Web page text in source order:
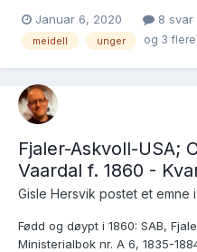
Fjaler og Askvoll i perioden
Haraldsen frå E...
Januar 6, 2020 8 svar
meidell unger og 3
Fjaler-Askvoll-USA;
Vaardal f. 1860 -
Gisle Hersvik postet et emne i
Fødd og døypt i 1860: SAB,
Ministerialbok nr. A 6, 1835-